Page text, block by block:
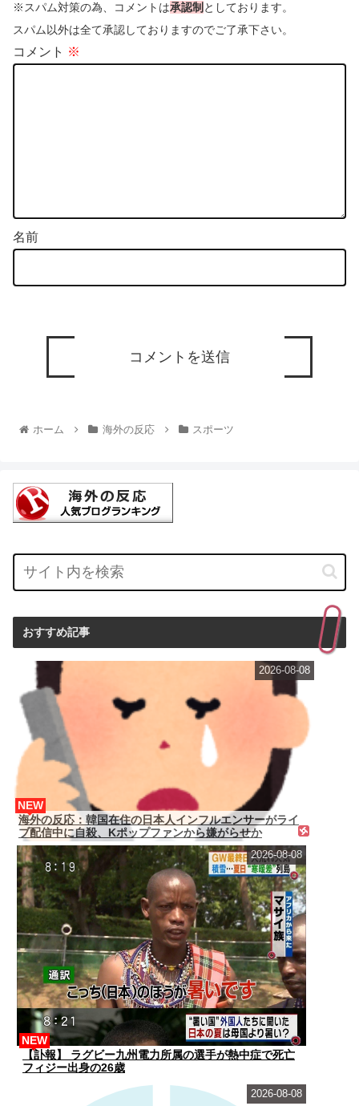
※スパム対策の為、コメントは承認制 としております。
スパム以外は全て承認しておりますのでご了承下さい。
コメント ※
名前
ホーム 海外の反応 スポーツ
おすすめ記事
海外の反応：韓国在住の日本人インフルエンサーがライ
ブ配信中に自殺、Kポップファンから嫌がらせか
NEW
2026-08-08
【訃報】 ラグビー九州電力所属の選手が熱中症で死亡
フィジー出身の26歳
NEW
2026-08-08
2026-08-08